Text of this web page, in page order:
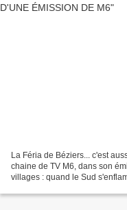
La Féria de Béziers... c'est
chaine de TV M6, dans son
villages : quand le Sud